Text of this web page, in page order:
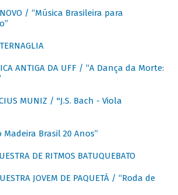
/ “Música Brasileira para
ANTIGA DA UFF / “A Dança da Morte:
MUNIZ / "J.S. Bach - Viola
Madeira Brasil 20 Anos”
DE RITMOS BATUQUEBATO
JOVEM DE PAQUETÁ / “Roda de